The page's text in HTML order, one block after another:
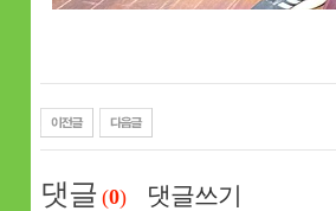
댓글(0)
댓글쓰기